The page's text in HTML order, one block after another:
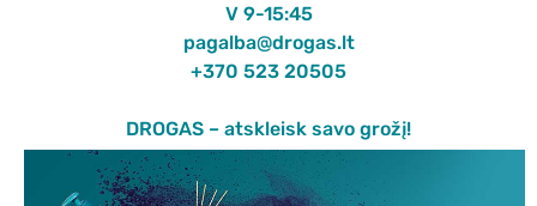
V 9-15:45
pagalba@drogas.lt
+370 523 20505
DROGAS – atskleisk savo grožį!